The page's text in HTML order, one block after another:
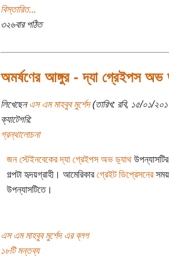
বিস্তারিত...
৩২৬বার পঠিত
অমর্ষণের আঙ্গুর - দ্যা গ্রেইপস অভ
লিখেছেনএস এম মাহবুব মুর্শেদ(তারিখ: রবি, ১৫/০১/
ক্যাটেগরি:
গ্রন্থালোচনা
জন স্টেইনবেকের দ্যা গ্রেইপস অভ ড়্যাথউপন্যাসটির
গল্পটা হৃদয়গ্রাহী। আমেরিকারগ্রেইট ডিপ্রেসনের
উপন্যাসটিতে।
এস এম মাহবুব মুর্শেদ এর ব্লগ
১৮টি মন্তব্য